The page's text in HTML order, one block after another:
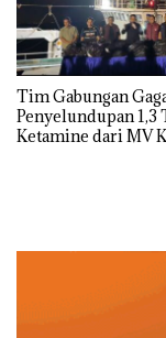
Tim Gabungan Gagalkan
Penyelundupan 1,3
Ketamine dari MV